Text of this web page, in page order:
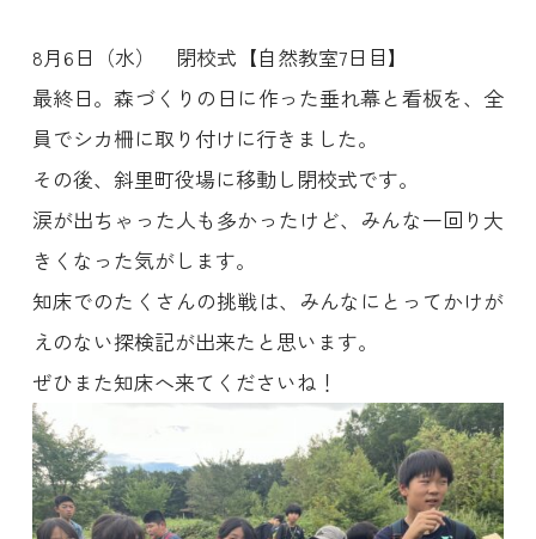
8月6日（水） 閉校式【自然教室7日目】
最終日。森づくりの日に作った垂れ幕と看板を、全
員でシカ柵に取り付けに行きました。
その後、斜里町役場に移動し閉校式です。
涙が出ちゃった人も多かったけど、みんな一回り大
きくなった気がします。
知床でのたくさんの挑戦は、みんなにとってかけが
えのない探検記が出来たと思います。
ぜひまた知床へ来てくださいね！